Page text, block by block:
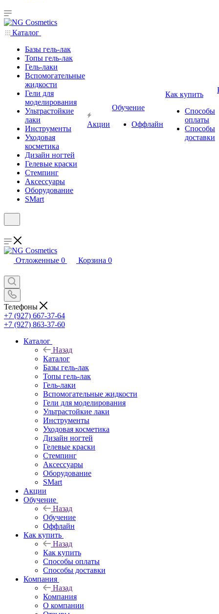
Каталог
Базы гель-лак
Топы гель-лак
Гель-лаки
Вспомогательные
жидкости
Гели для
моделирования
Ультрастойкие
лаки
Инструменты
Уходовая
косметика
Дизайн ногтей
Гелевые краски
Стемпинг
Аксессуары
Оборудование
SMart
Акции
Обучение
Оффлайн
Как купить
Способы
оплаты
Способы
доставки
Отложенные 0 Корзина 0
Телефоны
+7 (927) 667-37-64
+7 (927) 863-37-60
Каталог
Назад
Каталог
Базы гель-лак
Топы гель-лак
Гель-лаки
Вспомогательные жидкости
Гели для моделирования
Ультрастойкие лаки
Инструменты
Уходовая косметика
Дизайн ногтей
Гелевые краски
Стемпинг
Аксессуары
Оборудование
SMart
Акции
Обучение
Назад
Обучение
Оффлайн
Как купить
Назад
Как купить
Способы оплаты
Способы доставки
Компания
Назад
Компания
О компании